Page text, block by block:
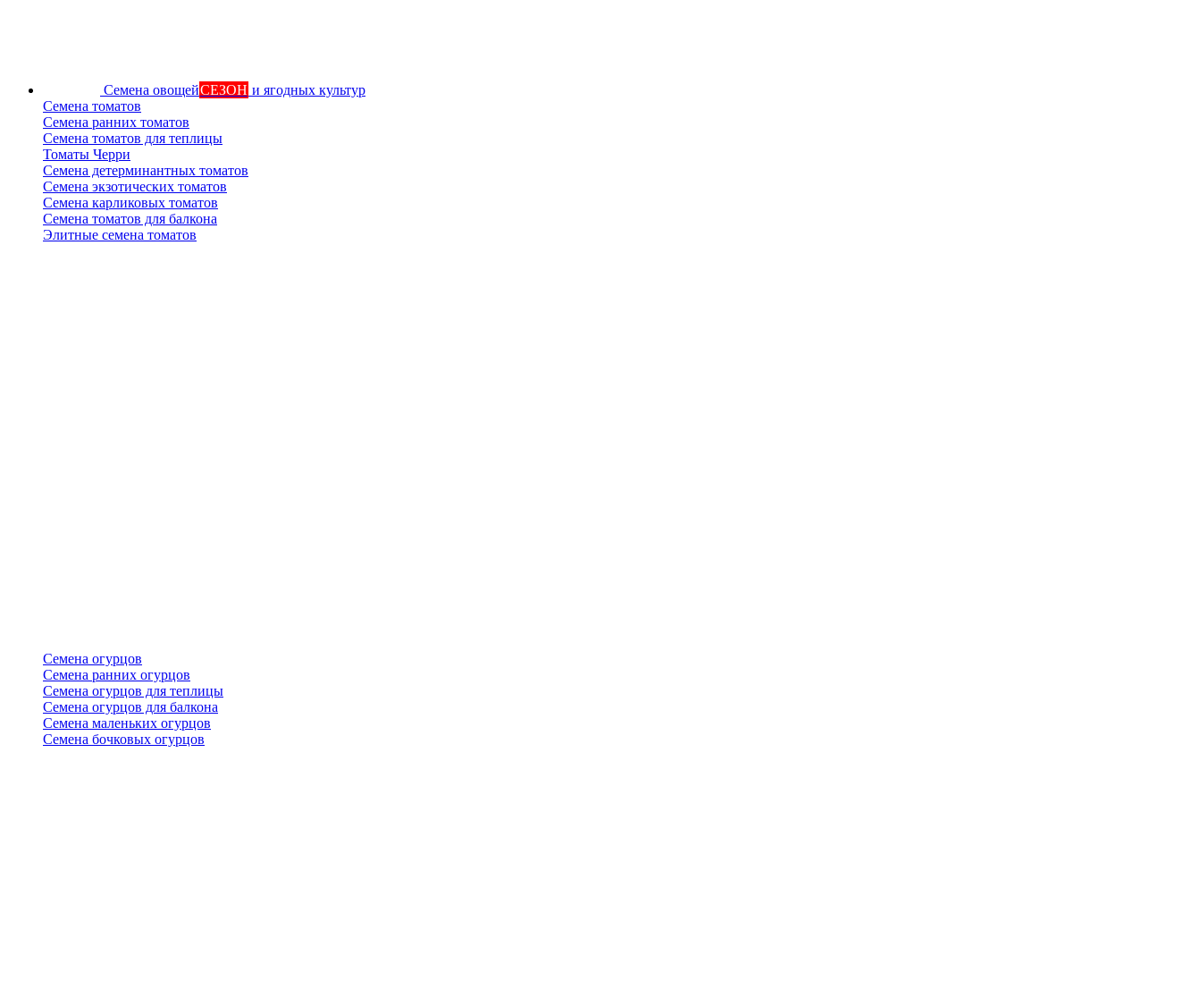
Семена овощейСЕЗОН и ягодных культур
Семена томатов
Семена ранних томатов
Семена томатов для теплицы
Томаты Черри
Семена детерминантных томатов
Семена экзотических томатов
Семена карликовых томатов
Семена томатов для балкона
Элитные семена томатов
Семена огурцов
Семена ранних огурцов
Семена огурцов для теплицы
Семена огурцов для балкона
Семена маленьких огурцов
Семена бочковых огурцов